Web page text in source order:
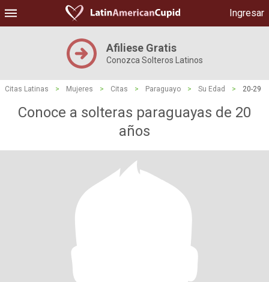
Ingresar
Afiliese Gratis
Conozca Solteros Latinos
Citas Latinas > Mujeres > Citas > Paraguayo > Su Edad > 20-29
Conoce a solteras paraguayas de 20
años